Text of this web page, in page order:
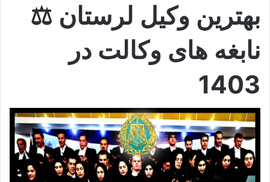
بهترین وکیل لرستان ⚖️
نابغه های وکالت در
1403